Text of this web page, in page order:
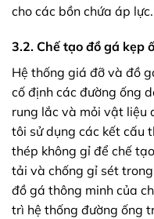
cho các bồn chứa áp lực.
3.2. Chế tạo đồ gá kẹp
Hệ thống giá đỡ và đồ
cố định các đường ống
rung lắc và mỏi vật liệu
tôi sử dụng các kết cấu
thép không gỉ để chế
tải và chống gỉ sét
đồ gá thông minh của
trì hệ thống đường ống